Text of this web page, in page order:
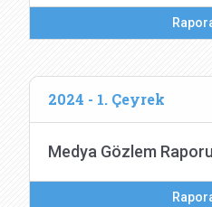
2024 - 1. Çeyrek
Medya Gözlem